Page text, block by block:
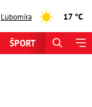
Ľubomíra 17 °C
ŠPORT